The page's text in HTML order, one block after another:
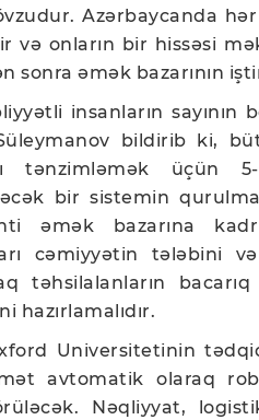
Azərbaycanda
və onların bir hissəsi
sonra əmək bazarının
insanların sayının
bildirib ki,
tənzimləmək üçün
bir sistemin
əmək bazarına kadr
cəmiyyətin tələbini
təhsilalanların
hazırlamalıdır.
Universitetinin
avtomatik olaraq
Nəqliyyat,